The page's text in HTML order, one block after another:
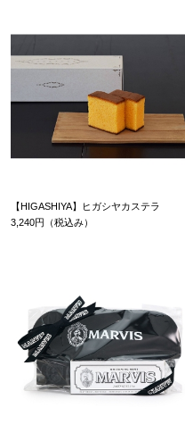
【HIGASHIYA】ヒガシヤカステラ
3,240円（税込み）